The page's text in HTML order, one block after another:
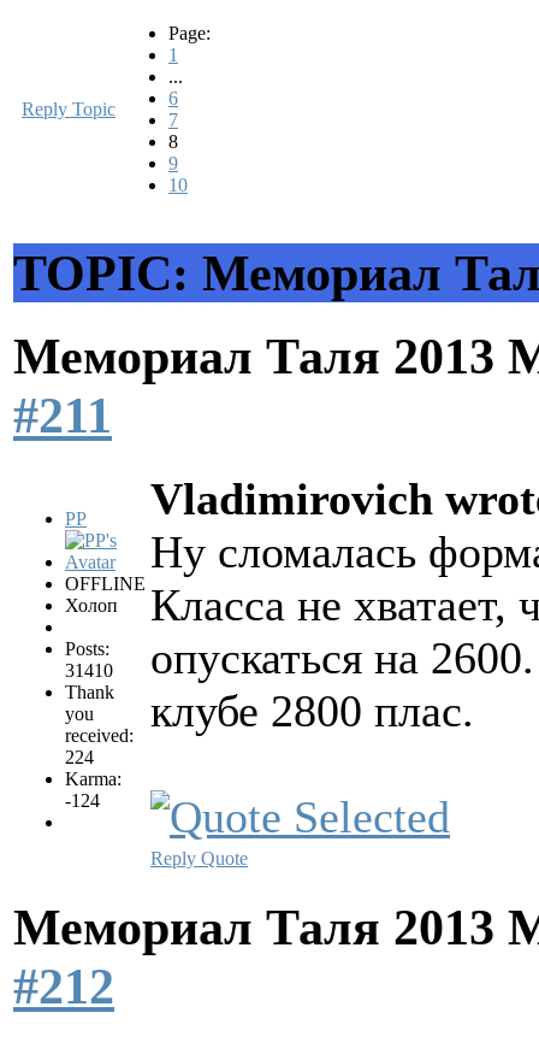
Reply Topic
Page:
1
...
6
7
8
9
10
TOPIC: Мемориал
Мемориал Таля 2013
#211
PP
OFFLINE
Холоп
Posts:
31410
Thank
you
received:
224
Karma:
-124
Vladimirovich
Ну сломалась
Класса не
опускаться на
клубе 2800 плас.
Reply Quote
Мемориал Таля 2013
#212